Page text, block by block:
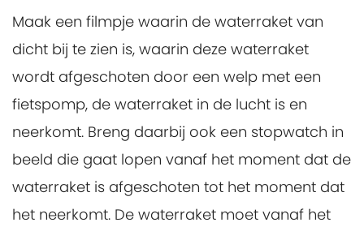
Maak een filmpje waarin de waterraket van
dicht bij te zien is, waarin deze waterraket
wordt afgeschoten door een welp met een
fietspomp, de waterraket in de lucht is en
neerkomt. Breng daarbij ook een stopwatch in
beeld die gaat lopen vanaf het moment dat de
waterraket is afgeschoten tot het moment dat
het neerkomt. De waterraket moet vanaf het